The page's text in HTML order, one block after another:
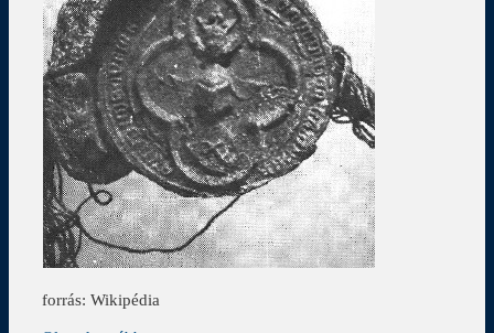
forrás: Wikipédia